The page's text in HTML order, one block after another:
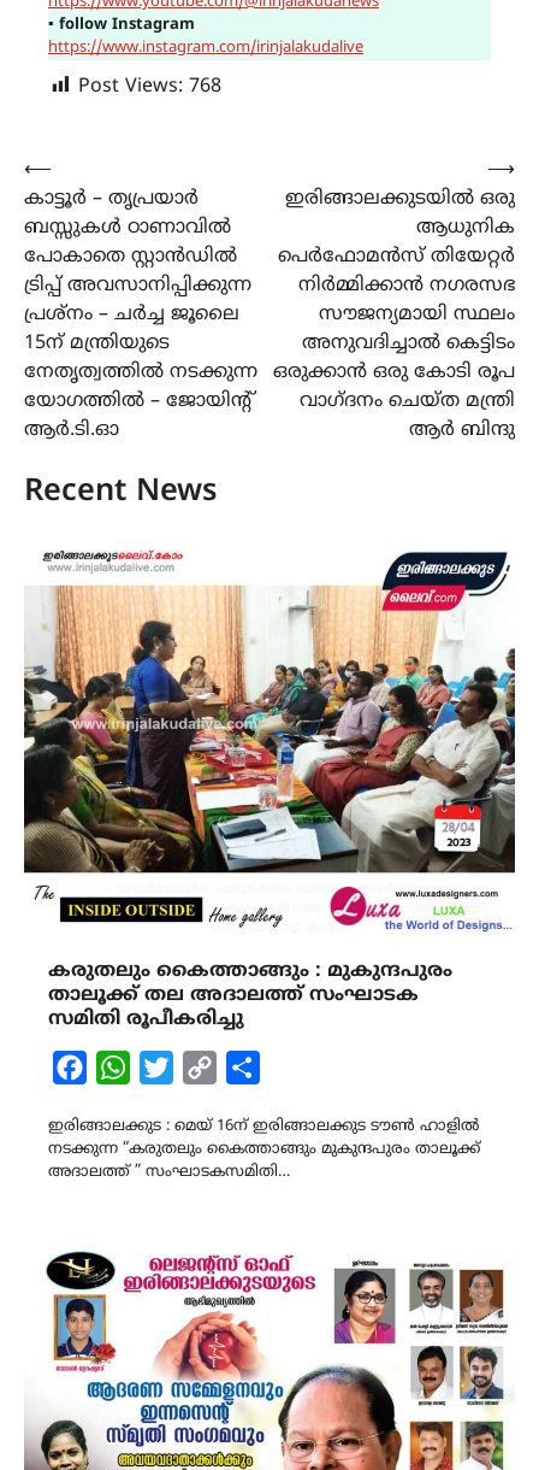
▪ follow Instagram
https://www.instagram.com/irinjalakudalive
Post Views: 768
Post
navigation
⟵
കാട്ടൂർ – തൃപ്രയാർ
ബസ്സുകൾ ഠാണാവില്‍
പോകാതെ സ്റ്റാൻഡിൽ
ട്രിപ്പ് അവസാനിപ്പിക്കുന്ന
പ്രശ്നം – ചർച്ച ജൂലൈ
15ന് മന്ത്രിയുടെ
നേതൃത്വത്തിൽ നടക്കുന്ന
യോഗത്തിൽ – ജോയിന്റ്
ആർ.ടി.ഓ
ഇരിങ്ങാലക്കുടയിൽ ഒരു
ആധുനിക
പെർഫോമൻസ് തിയേറ്റർ
നിർമ്മിക്കാൻ നഗരസഭ
സൗജന്യമായി സ്ഥലം
അനുവദിച്ചാൽ കെട്ടിടം
ഒരുക്കാൻ ഒരു കോടി രൂപ
വാഗ്‌ദനം ചെയ്ത മന്ത്രി
ആർ ബിന്ദു
⟶
Recent News
കരുതലും കൈത്താങ്ങും : മുകുന്ദപുരം
താലൂക്ക് തല അദാലത്ത് സംഘാടക
സമിതി രൂപീകരിച്ചു
FacebookWhatsAppTwitterCopy
ഇരിങ്ങാലക്കുട : മെയ് 16ന് ഇരിങ്ങാലക്കുട ടൗൺ ഹാളിൽ
നടക്കുന്ന “കരുതലും കൈത്താങ്ങും മുകുന്ദപുരം താലൂക്ക്
അദാലത്ത് ” സംഘാടകസമിതി…